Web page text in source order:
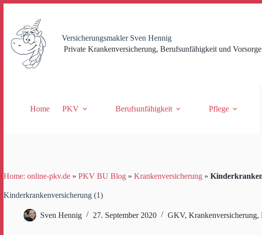
springen
Versicherungsmakler Sven Hennig
Private Krankenversicherung, Berufsunfähigkeit und Vorsorge
Home PKV Berufsunfähigkeit Pflege
Home: online-pkv.de » PKV BU Blog » Krankenversicherung »
Kinderkrankenversicherung (1)
Sven Hennig 27. September 2020 GKV, Krankenversicherung,